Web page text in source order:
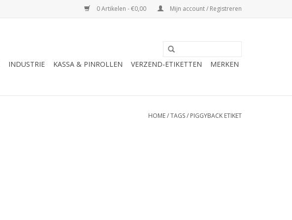
0 Artikelen - €0,00 Mijn account / Registreren
INDUSTRIE KASSA & PINROLLEN VERZEND-ETIKETTEN MERKEN
HOME/TAGS/ PIGGYBACK ETIKET